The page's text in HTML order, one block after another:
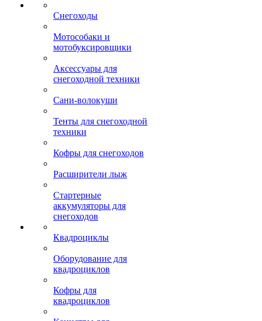
Снегоходы
Мотособаки и
мотобуксировщики
Аксессуары для
снегоходной техники
Сани-волокуши
Тенты для снегоходной
техники
Кофры для снегоходов
Расширители лыж
Стартерные
аккумуляторы для
снегоходов
Квадроциклы
Оборудование для
квадроциклов
Кофры для
квадроциклов